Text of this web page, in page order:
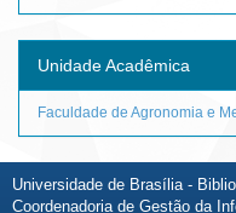
Unidade Acadêmica
Faculdade de Agronomia e
Universidade de Brasília -
Coordenadoria de Gestão da